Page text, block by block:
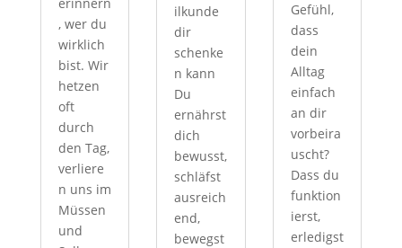
, wer du
wirklich
bist. Wir
hetzen
oft
durch
den Tag,
verliere
n uns im
Müssen
und
ilkunde
dir
schenke
n kann
Du
ernährst
dich
bewusst,
schläfst
ausreich
end,
bewegst
Gefühl,
dass
dein
Alltag
einfach
an dir
vorbeira
uscht?
Dass du
funktion
ierst,
erledigst